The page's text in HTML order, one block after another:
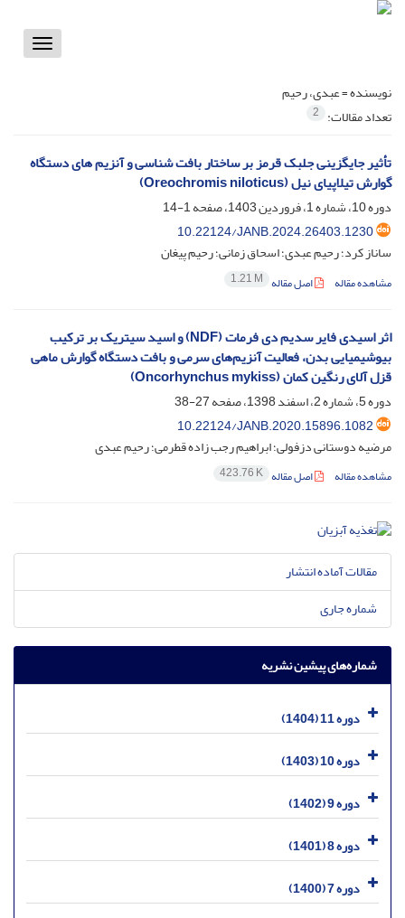
Toggle
نویسنده =عبدی، رحیم
تعداد مقالات: 2
تأثیر جایگزینی جلبک قرمز بر ساختار بافت شناسی و آنزیم های دستگاه
گوارش تیلاپیای نیل (Oreochromis niloticus)
دوره 10، شماره 1، فروردین 1403، صفحه
1-14
10.22124/JANB.2024.26403.1230
ساناز کرد؛ رحیم عبدی؛ اسحاق زمانی؛ رحیم پیغان
مشاهده مقاله اصل مقاله 1.21 M
اثر اسیدی فایر سدیم دی فرمات (NDF) و اسید سیتریک بر ترکیب
بیوشیمیایی بدن، فعالیت آنزیم‌های سرمی و بافت دستگاه گوارش ماهی
قزل آلای رنگین کمان (Oncorhynchus mykiss)
دوره 5، شماره 2، اسفند 1398، صفحه
27-38
10.22124/JANB.2020.15896.1082
مرضیه دوستانی دزفولی؛ ابراهیم رجب زاده قطرمی؛ رحیم عبدی
مشاهده مقاله اصل مقاله 423.76 K
مقالات آماده انتشار
شماره جاری
شماره‌های پیشین نشریه
دوره 11 (1404)
دوره 10 (1403)
دوره 9 (1402)
دوره 8 (1401)
دوره 7 (1400)